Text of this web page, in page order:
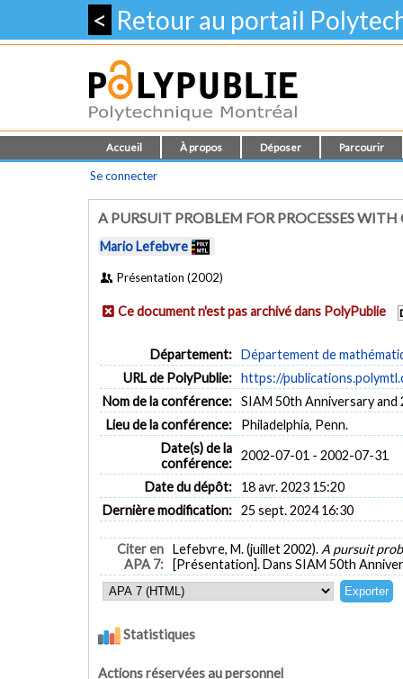
< Retour au portail
Accueil À propos Déposer Parcourir
Se connecter
A PURSUIT PROBLEM FOR PROCESSES
Mario Lefebvre
Présentation (2002)
Ce document n'est pas archivé dans PolyPublie
Département: Département de
URL de PolyPublie: https://
Nom de la conférence: SIAM 50th Anniversary and
Lieu de la conférence:
Philadelphia, Penn.
Date(s) de la
conférence:
2002-07-01 - 2002-07-31
Date du dépôt:
18 avr. 2023 15:20
Dernière modification: 25 sept. 2024 16:30
Citer en
APA 7:
Lefebvre, M. (juillet 2002). A pursuit
[Présentation]. Dans SIAM 50th
Statistiques
Actions réservées au personnel